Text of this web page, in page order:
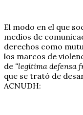
El modo en el que
medios de
derechos como
los marcos de
de “legítima defensa
que se trató de
ACNUDH: